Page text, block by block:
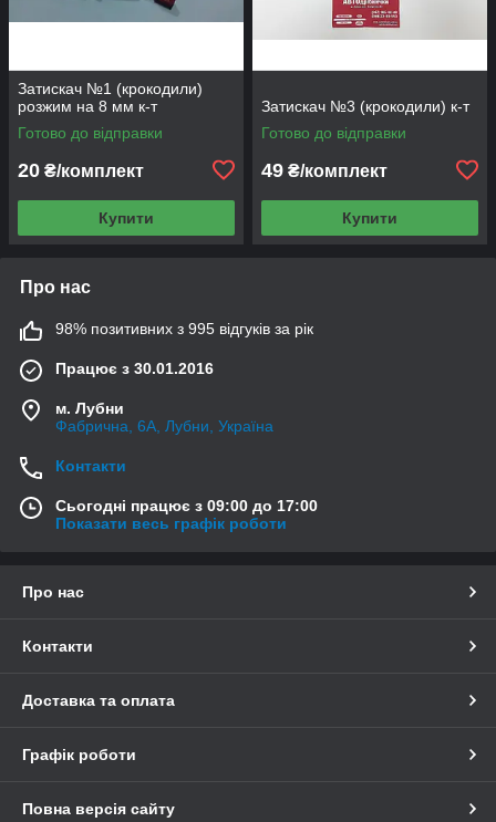
Затискач №1 (крокодили)
розжим на 8 мм к-т
Готово до відправки
20 ₴/комплект
Купити
Затискач №3 (крокодили) к-т
Готово до відправки
49 ₴/комплект
Купити
Про нас
98% позитивних з 995 відгуків за рік
Працює з 30.01.2016
м. Лубни
Фабрична, 6А, Лубни, Україна
Контакти
Сьогодні працює з 09:00 до 17:00
Показати весь графік роботи
Про нас
Контакти
Доставка та оплата
Графік роботи
Повна версія сайту